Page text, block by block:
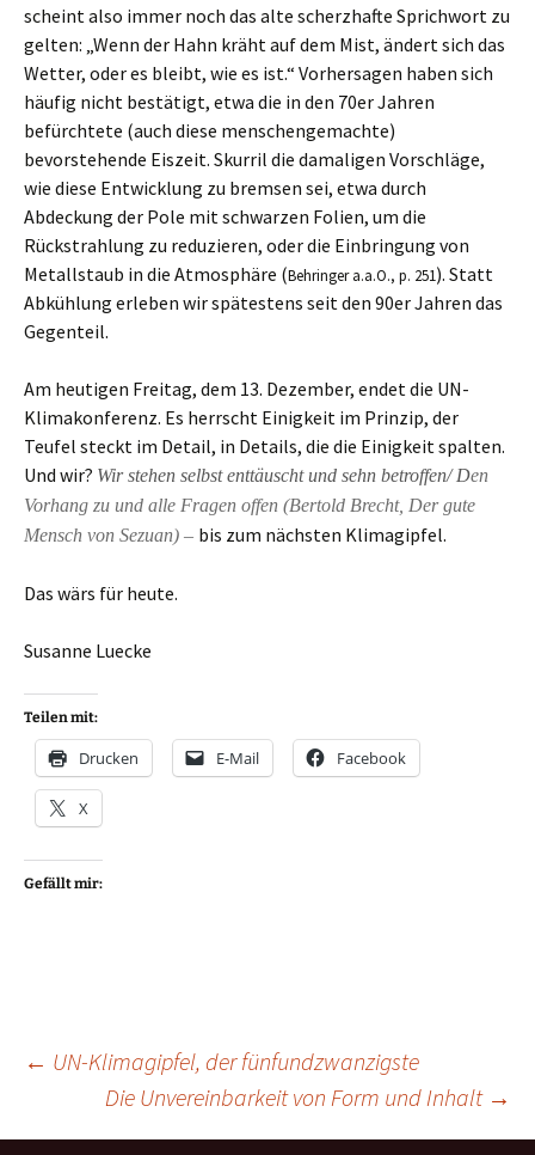
scheint also immer noch das alte scherzhafte Sprichwort zu
gelten: „Wenn der Hahn kräht auf dem Mist, ändert sich das
Wetter, oder es bleibt, wie es ist.“ Vorhersagen haben sich
häufig nicht bestätigt, etwa die in den 70er Jahren
befürchtete (auch diese menschengemachte)
bevorstehende Eiszeit. Skurril die damaligen Vorschläge,
wie diese Entwicklung zu bremsen sei, etwa durch
Abdeckung der Pole mit schwarzen Folien, um die
Rückstrahlung zu reduzieren, oder die Einbringung von
Metallstaub in die Atmosphäre (Behringer a.a.O., p. 251). Statt
Abkühlung erleben wir spätestens seit den 90er Jahren das
Gegenteil.
Am heutigen Freitag, dem 13. Dezember, endet die UN-
Klimakonferenz. Es herrscht Einigkeit im Prinzip, der
Teufel steckt im Detail, in Details, die die Einigkeit spalten.
Und wir? Wir stehen selbst enttäuscht und sehn betroffen/ Den
Vorhang zu und alle Fragen offen (Bertold Brecht, Der gute
Mensch von Sezuan) – bis zum nächsten Klimagipfel.
Das wärs für heute.
Susanne Luecke
Teilen mit:
Drucken E-Mail Facebook
X
Gefällt mir:
Beitragsnavigation
← UN-Klimagipfel, der fünfundzwanzigste
Die Unvereinbarkeit von Form und Inhalt →